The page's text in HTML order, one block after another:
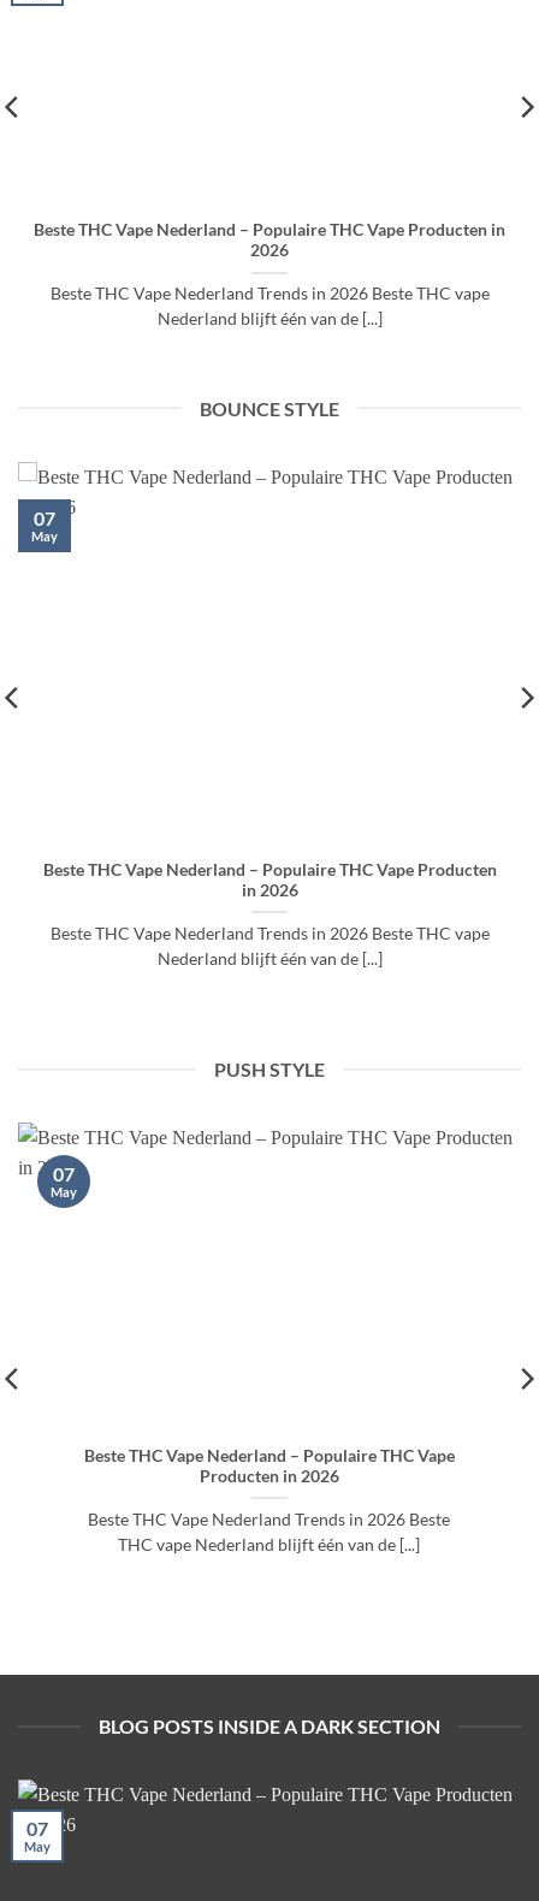
Beste THC Vape Nederland – Populaire THC Vape Producten in
2026
Beste THC Vape Nederland Trends in 2026 Beste THC vape
Nederland blijft één van de [...]
BOUNCE STYLE
Beste THC Vape Nederland – Populaire THC Vape Producten
in 2026
Beste THC Vape Nederland Trends in 2026 Beste THC vape
Nederland blijft één van de [...]
07
May
PUSH STYLE
Beste THC Vape Nederland – Populaire THC Vape
Producten in 2026
Beste THC Vape Nederland Trends in 2026 Beste
THC vape Nederland blijft één van de [...]
07
May
BLOG POSTS INSIDE A DARK SECTION
07
May